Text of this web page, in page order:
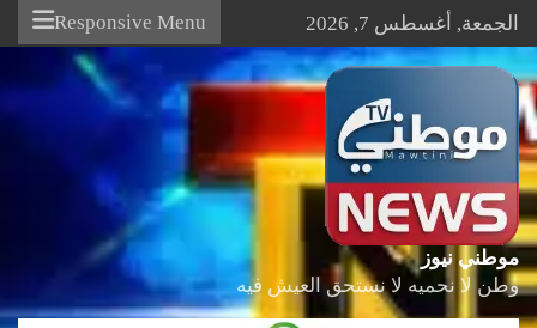
Skip
content
الجمعة, أغسطس 7, 2026 Responsive Menu
موطني نيوز
وطن لا نحميه لا نستحق العيش فيه